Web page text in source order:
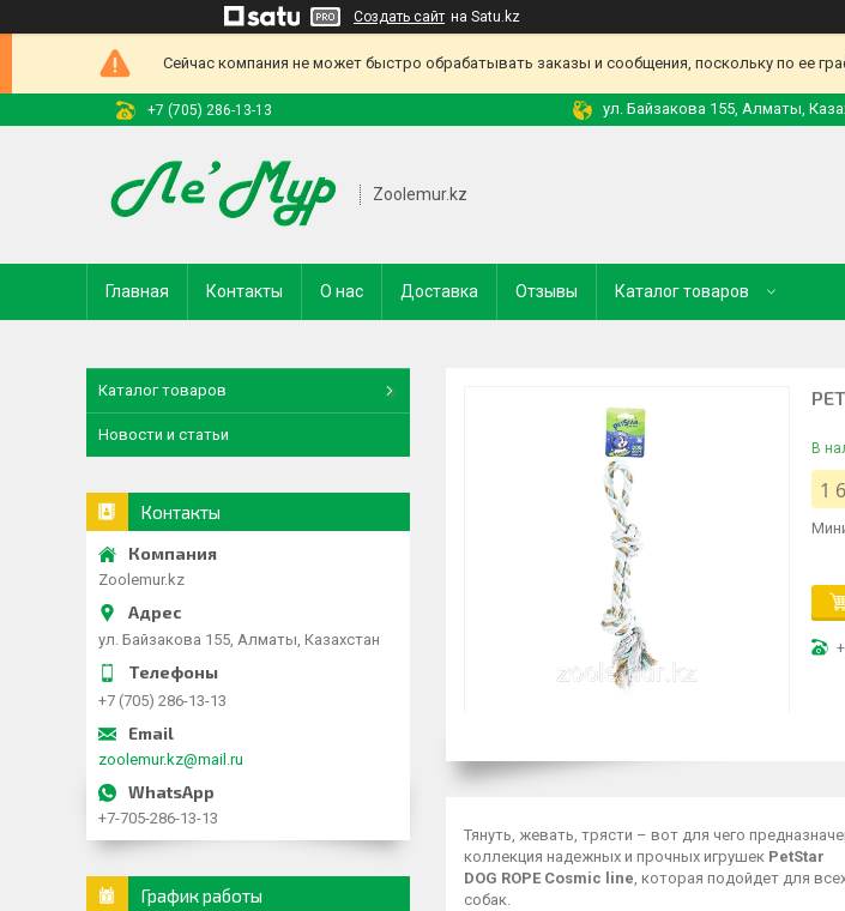
Создать сайт на Satu.kz
Сейчас компания не может быстро обрабатывать заказы и сообщения, поскольку по ее
+7 (705) 286-13-13 ул. Байзакова 155, Алматы,
Zoolemur.kz
Главная Контакты О нас Доставка Отзывы Каталог товаров
В
1
Тянуть, жевать, трясти – вот для чего
коллекция надежных и прочных игрушек PetStar
DOG ROPE Cosmic line, которая подойдет для
собак.
Каталог товаров
Новости и статьи
Контакты
Zoolemur.kz
ул. Байзакова 155, Алматы, Казахстан
+7 (705) 286-13-13
zoolemur.kz@mail.ru
+7-705-286-13-13
График работы